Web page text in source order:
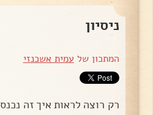
ניסיון
המתכון שלעמית אשכנזי
רק רוצה לראות איך זה נכנס